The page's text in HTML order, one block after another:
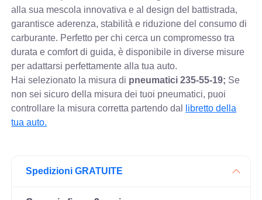
alla sua mescola innovativa e al design del battistrada,
garantisce aderenza, stabilità e riduzione del consumo di
carburante. Perfetto per chi cerca un compromesso tra
durata e comfort di guida, è disponibile in diverse misure
per adattarsi perfettamente alla tua auto.
Hai selezionato la misura di pneumatici235-55-19; Se
non sei sicuro della misura dei tuoi pneumatici, puoi
controllare la misura corretta partendo dal
libretto della
tua auto.
Spedizioni GRATUITE